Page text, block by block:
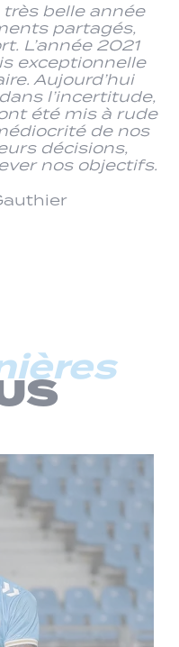
belle année
partagés,
L’année 2021
exceptionnelle
Aujourd’hui
l’incertitude,
été mis à rude
de nos
décisions,
nos objectifs.